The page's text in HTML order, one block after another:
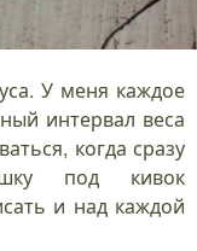
У меня каждое
интервал веса
когда сразу
под кивок
и над каждой